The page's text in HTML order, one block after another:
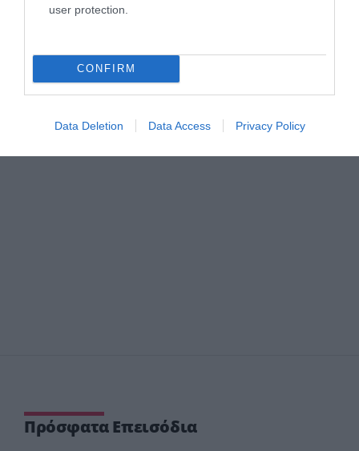
user protection.
CONFIRM
Data Deletion Data Access Privacy Policy
Πρόσφατα Επεισόδια